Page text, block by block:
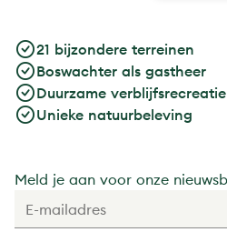
21 bijzondere terreinen
Boswachter als gastheer
Duurzame verblijfsrecreatie
Unieke natuurbeleving
Meld je aan voor onze